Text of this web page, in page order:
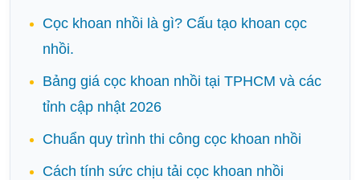
Cọc khoan nhồi là gì? Cấu tạo khoan cọc
nhồi.
Bảng giá cọc khoan nhồi tại TPHCM và các
tỉnh cập nhật 2026
Chuẩn quy trình thi công cọc khoan nhồi
Cách tính sức chịu tải cọc khoan nhồi